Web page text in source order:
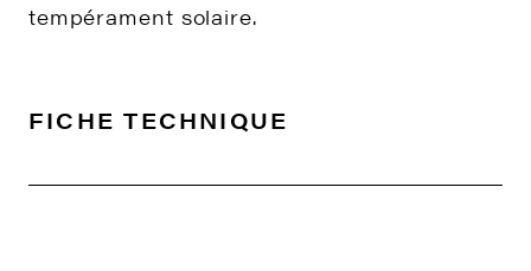
tempérament solaire.
FICHE TECHNIQUE